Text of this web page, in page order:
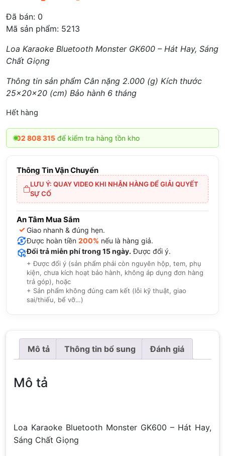
Đã bán: 0
Mã sản phẩm: 5213
Loa Karaoke Bluetooth Monster GK600 – Hát Hay, Sáng
Chất Giọng
Thông tin sản phẩm Cân nặng 2.000 (g) Kích thước
25x20x20 (cm) Bảo hành 6 tháng
Hết hàng
808 315để kiểm tra hàng tồn kho
Thông Tin Vận Chuyển
LƯU Ý: QUAY VIDEO KHI NHẬN HÀNG ĐỂ GIẢI QUYẾT
SỰ CỐ
An Tâm Mua Sắm
✓ Giao nhanh & đúng hẹn.
Được hoàn tiền 200% nếu là hàng giả.
Đổi trả miễn phí trong 15 ngày. Được đổi ý.
+ Được đổi ý (sản phẩm phải còn nguyên hộp, tem, phụ
kiện, chưa kích hoạt bảo hành, không áp dụng đơn hàng
trả góp), hoặc
+ Sản phẩm không đúng cam kết (lỗi kỹ thuật, giao
sai/thiếu, bể vỡ…)
Mô tả Thông tin bổ sung Đánh giá
Mô tả
Loa Karaoke Bluetooth Monster GK600 – Hát Hay,
Sáng Chất Giọng